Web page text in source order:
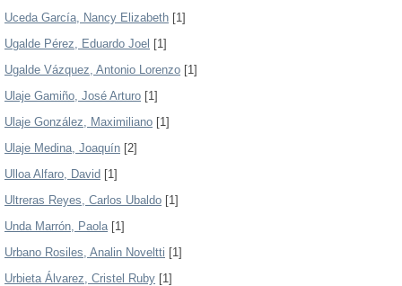
Uceda García, Nancy Elizabeth [1]
Ugalde Pérez, Eduardo Joel [1]
Ugalde Vázquez, Antonio Lorenzo [1]
Ulaje Gamiño, José Arturo [1]
Ulaje González, Maximiliano [1]
Ulaje Medina, Joaquín [2]
Ulloa Alfaro, David [1]
Ultreras Reyes, Carlos Ubaldo [1]
Unda Marrón, Paola[1]
Urbano Rosiles, Analin Noveltti [1]
Urbieta Álvarez, Cristel Ruby [1]